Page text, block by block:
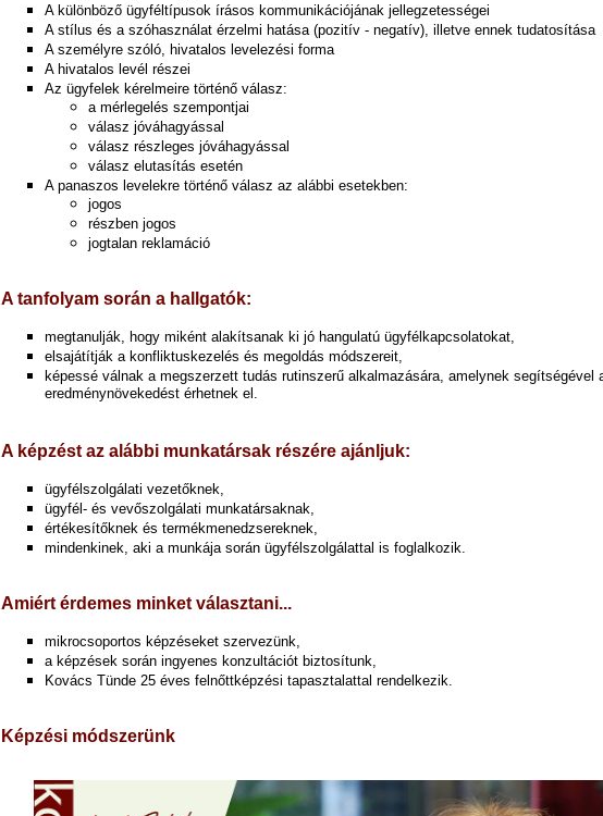
A különböző ügyféltípusok írásos kommunikációjának jellegzetességei
A stílus és a szóhasználat érzelmi hatása (pozitív - negatív), illetve ennek tudatosítása
A személyre szóló, hivatalos levelezési forma
A hivatalos levél részei
Az ügyfelek kérelmeire történő válasz:
a mérlegelés szempontjai
válasz jóváhagyással
válasz részleges jóváhagyással
válasz elutasítás esetén
A panaszos levelekre történő válasz az alábbi esetekben:
jogos
részben jogos
jogtalan reklamáció
A tanfolyam során a hallgatók:
megtanulják, hogy miként alakítsanak ki jó hangulatú ügyfélkapcsolatokat,
elsajátítják a konfliktuskezelés és megoldás módszereit,
képessé válnak a megszerzett tudás rutinszerű alkalmazására, amelynek segítségével
eredménynövekedést érhetnek el.
A képzést az alábbi munkatársak részére ajánljuk:
ügyfélszolgálati vezetőknek,
ügyfél- és vevőszolgálati munkatársaknak,
értékesítőknek és termékmenedzsereknek,
mindenkinek, aki a munkája során ügyfélszolgálattal is foglalkozik.
Amiért érdemes minket választani...
mikrocsoportos képzéseket szervezünk,
a képzések során ingyenes konzultációt biztosítunk,
Kovács Tünde 25 éves felnőttképzési tapasztalattal rendelkezik.
Képzési módszerünk